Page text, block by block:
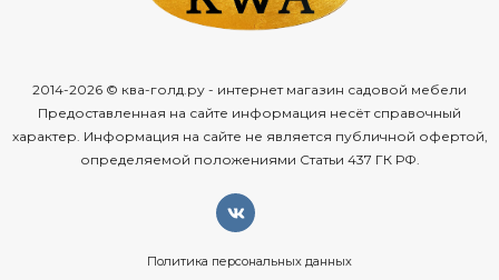
2014-2026 © ква-голд.ру - интернет магазин садовой мебели
Предоставленная на сайте информация несёт справочный
характер. Информация на сайте не является публичной офертой,
определяемой положениями Статьи 437 ГК РФ.
Политика персональных данных